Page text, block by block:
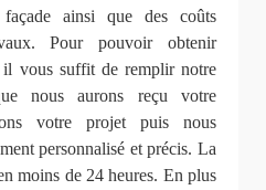
ainsi que des coûts
Pour pouvoir obtenir
il vous suffit de remplir notre
nous aurons reçu votre
votre projet puis nous
personnalisé et précis. La
moins de 24 heures. En plus